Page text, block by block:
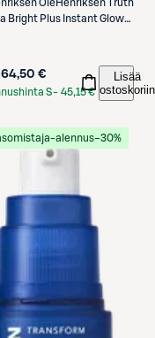
OleHenriksen Truth
Bright Plus Instant Glow
64,50 €
S- 45,15 €
Lisää
ostoskoriin
alennus−30%